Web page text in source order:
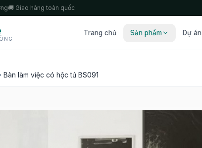
🚚 Giao hàng toàn quốc
Trang chủ Sản phẩm Dự án
Bàn làm việc có hộc tủ BS091